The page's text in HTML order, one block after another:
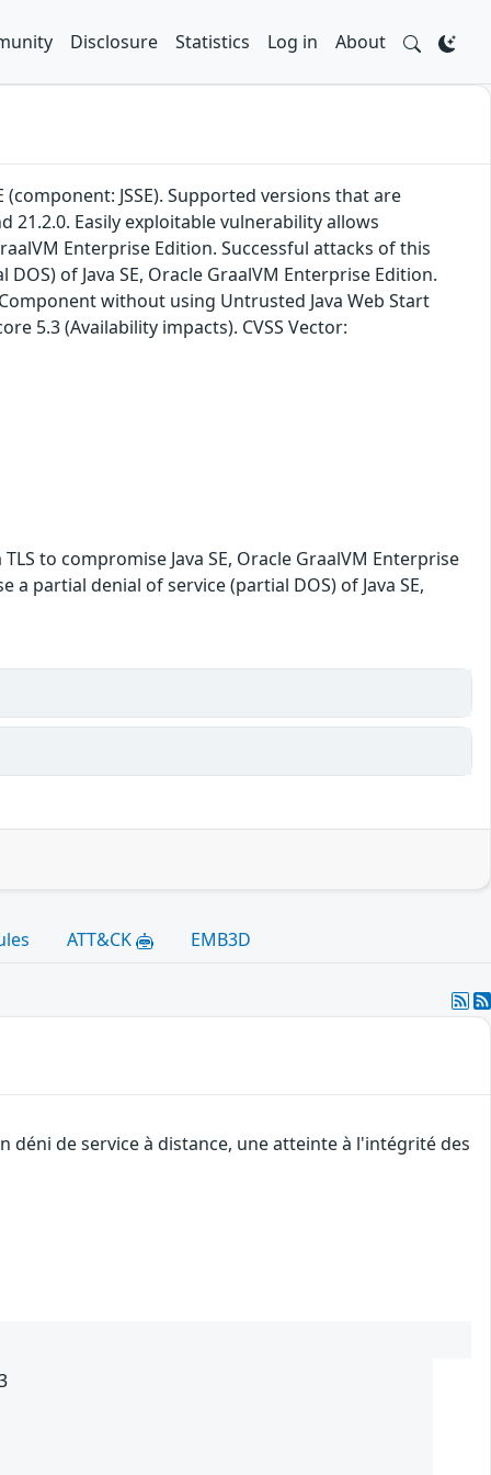
Disclosure Statistics Log in About
JSSE). Supported versions that are
21.2.0. Easily exploitable vulnerability allows
Enterprise Edition. Successful attacks of this
of Java SE, Oracle GraalVM Enterprise Edition.
without using Untrusted Java Web Start
5.3 (Availability impacts). CVSS Vector:
to compromise Java SE, Oracle GraalVM Enterprise
partial denial of service (partial DOS) of Java SE,
ATT&CK EMB3D
déni de service à distance, une atteinte à l'intégrité des